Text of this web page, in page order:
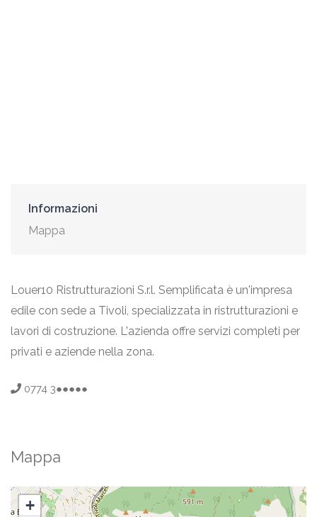
Informazioni
Mappa
Louer10 Ristrutturazioni S.r.l. Semplificata è un'impresa
edile con sede a Tivoli, specializzata in ristrutturazioni e
lavori di costruzione. L'azienda offre servizi completi per
privati e aziende nella zona.
0774 3●●●●●
Mappa
+